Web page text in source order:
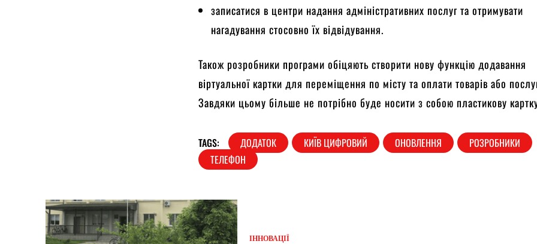
записатися в центри надання адміністративних послуг та отримувати
нагадування стосовно їх відвідування.
Також розробники програми обіцяють створити нову функцію додавання
віртуальної картки для переміщення по місту та оплати товарів або
Завдяки цьому більше не потрібно буде носити з собою пластикову
TAGS: ДОДАТОК КИЇВ ЦИФРОВИЙ ОНОВЛЕННЯ
РОЗРОБНИКИ
ТЕЛЕФОН
ІННОВАЦІЇ